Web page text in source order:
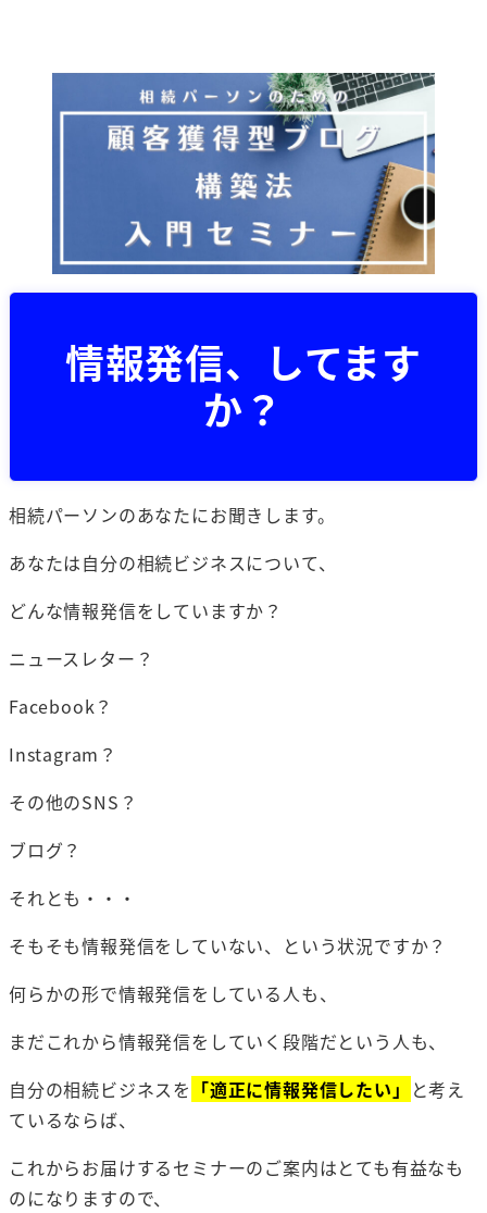
移
情報発信、してます
か？
相続パーソンのあなたにお聞きします。
あなたは自分の相続ビジネスについて、
どんな情報発信をしていますか？
ニュースレター？
Facebook？
Instagram？
その他のSNS？
ブログ？
それとも・・・
そもそも情報発信をしていない、という状況ですか？
何らかの形で情報発信をしている人も、
まだこれから情報発信をしていく段階だという人も、
自分の相続ビジネスを 「適正に情報発信したい」 と考え
ているならば、
これからお届けするセミナーのご案内はとても有益なも
のになりますので、